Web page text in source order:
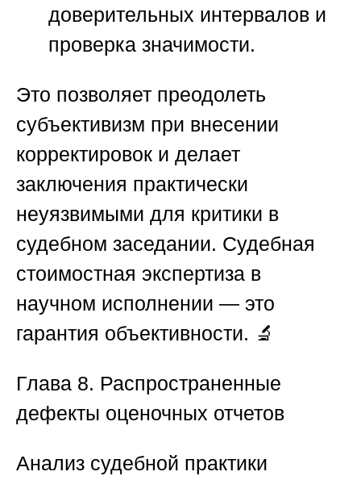
доверительных интервалов и
проверка значимости.
Это позволяет преодолеть
субъективизм при внесении
корректировок и делает
заключения практически
неуязвимыми для критики в
судебном заседании. Судебная
стоимостная экспертиза в
научном исполнении — это
гарантия объективности. 🔬
Глава 8. Распространенные
дефекты оценочных отчетов
Анализ судебной практики